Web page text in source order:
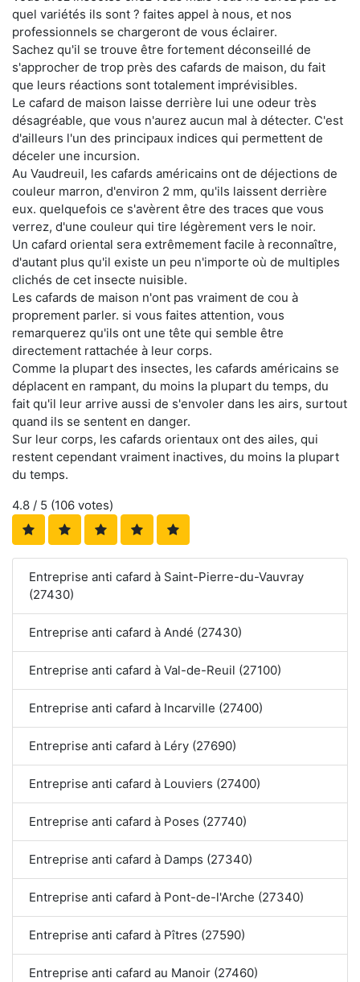
quel variétés ils sont ? faites appel à nous, et nos
professionnels se chargeront de vous éclairer.
Sachez qu'il se trouve être fortement déconseillé de
s'approcher de trop près des cafards de maison, du fait
que leurs réactions sont totalement imprévisibles.
Le cafard de maison laisse derrière lui une odeur très
désagréable, que vous n'aurez aucun mal à détecter. C'est
d'ailleurs l'un des principaux indices qui permettent de
déceler une incursion.
Au Vaudreuil, les cafards américains ont de déjections de
couleur marron, d'environ 2 mm, qu'ils laissent derrière
eux. quelquefois ce s'avèrent être des traces que vous
verrez, d'une couleur qui tire légèrement vers le noir.
Un cafard oriental sera extrêmement facile à reconnaître,
d'autant plus qu'il existe un peu n'importe où de multiples
clichés de cet insecte nuisible.
Les cafards de maison n'ont pas vraiment de cou à
proprement parler. si vous faites attention, vous
remarquerez qu'ils ont une tête qui semble être
directement rattachée à leur corps.
Comme la plupart des insectes, les cafards américains se
déplacent en rampant, du moins la plupart du temps, du
fait qu'il leur arrive aussi de s'envoler dans les airs, surtout
quand ils se sentent en danger.
Sur leur corps, les cafards orientaux ont des ailes, qui
restent cependant vraiment inactives, du moins la plupart
du temps.
4.8 / 5 (106 votes)
Entreprise anti cafard à Saint-Pierre-du-Vauvray
(27430)
Entreprise anti cafard à Andé (27430)
Entreprise anti cafard à Val-de-Reuil (27100)
Entreprise anti cafard à Incarville (27400)
Entreprise anti cafard à Léry (27690)
Entreprise anti cafard à Louviers (27400)
Entreprise anti cafard à Poses (27740)
Entreprise anti cafard à Damps (27340)
Entreprise anti cafard à Pont-de-l'Arche (27340)
Entreprise anti cafard à Pîtres (27590)
Entreprise anti cafard au Manoir (27460)